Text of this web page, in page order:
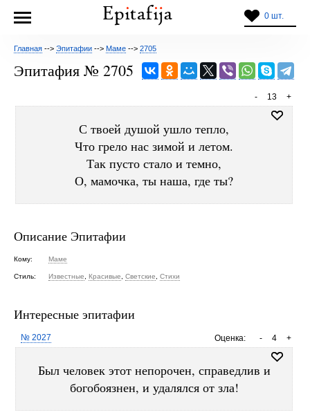
0 шт.
Главная --> Эпитафии --> Маме --> 2705
Эпитафия № 2705
+
13
-
С твоей душой ушло тепло,
Что грело нас зимой и летом.
Так пусто стало и темно,
О, мамочка, ты наша, где ты?
Описание Эпитафии
Кому: Маме
Стиль: Известные Красивые Светские Стихи
Интересные эпитафии
Оценка: +
4
-
№ 2027
Был человек этот непорочен, справедлив и
богобоязнен, и удалялся от зла!